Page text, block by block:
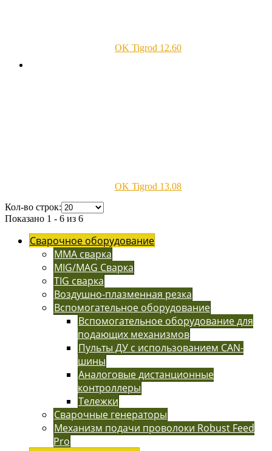
OK Tigrod 12.60
ОK Tigrod 13.08
Кол-во строк:
Показано 1 - 6 из 6
Сварочное оборудование
MMA сварка
MIG/MAG Сварка
TIG сварка
Воздушно-плазменная резка
Вспомогательное оборудование
Вспомогательное оборудование для
подающих механизмов
Пульты ДУ с использованием CAN-
шины
Аналоговые дистанционные
контроллеры
Тележки
Сварочные генераторы
Механизм подачи проволоки Robust Feed
Pro